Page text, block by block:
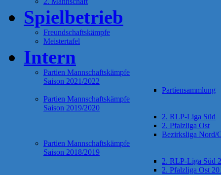
Spielbetrieb
Freundschaftskämpfe
Meistertafel
Intern
Partien Mannschaftskämpfe
Saison 2021/2022
Partiensammlung
Partien Mannschaftskämpfe
Saison 2019/2020
2. RLP-Liga Süd
2. Pfalzliga Ost
Bezirksliga Nord/
Partien Mannschaftskämpfe
Saison 2018/2019
2. RLP-Liga Süd
2. Pfalzliga Ost